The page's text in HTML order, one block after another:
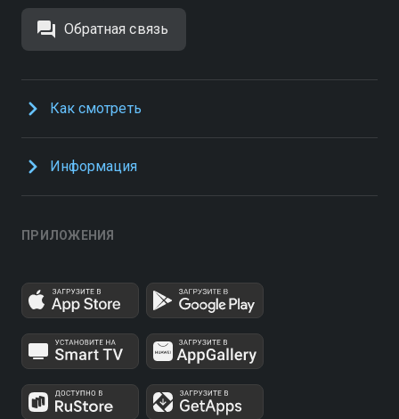
Обратная связь
Как смотреть
Информация
ПРИЛОЖЕНИЯ